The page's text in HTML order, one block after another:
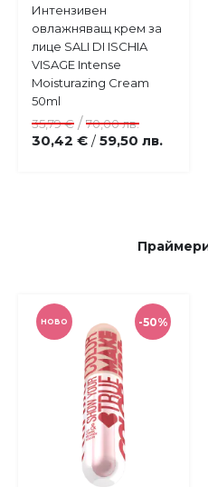
в
любими
Купи
Интензивен
овлажняващ крем за
лице SALI DI ISCHIA
VISAGE Intense
Moisturazing Cream
50ml
30,42 € / 59,50 лв.
35,79 € / 70,00 лв.
-50%
НОВО